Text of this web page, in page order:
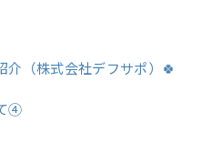
介（株式会社デフサポ）🍀
④